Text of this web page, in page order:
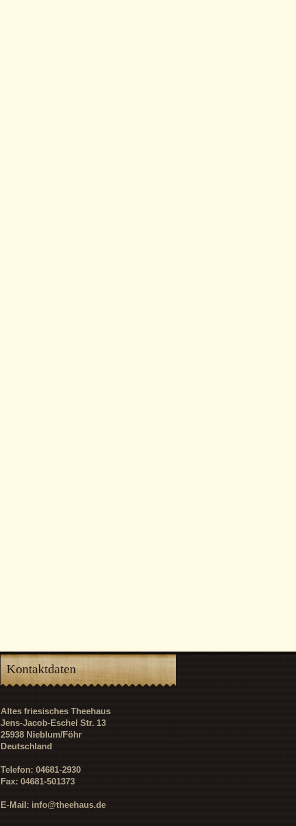
Kontaktdaten
Altes friesisches Theehaus
Jens-Jacob-Eschel Str. 13
25938 Nieblum/Föhr
Deutschland
Telefon: 04681-2930
Fax: 04681-501373
E-Mail: info@theehaus.de